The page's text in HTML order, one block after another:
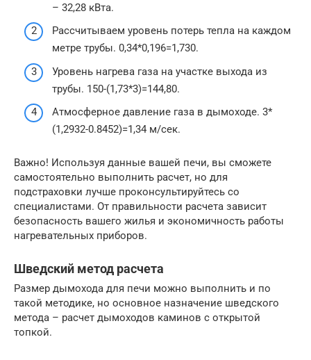
– 32,28 кВта.
Рассчитываем уровень потерь тепла на каждом
метре трубы. 0,34*0,196=1,730.
Уровень нагрева газа на участке выхода из
трубы. 150-(1,73*3)=144,80.
Атмосферное давление газа в дымоходе. 3*
(1,2932-0.8452)=1,34 м/сек.
Важно! Используя данные вашей печи, вы сможете
самостоятельно выполнить расчет, но для
подстраховки лучше проконсультируйтесь со
специалистами. От правильности расчета зависит
безопасность вашего жилья и экономичность работы
нагревательных приборов.
Шведский метод расчета
Размер дымохода для печи можно выполнить и по
такой методике, но основное назначение шведского
метода – расчет дымоходов каминов с открытой
топкой.